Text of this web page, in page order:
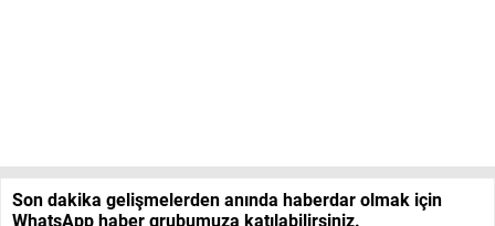
Son dakika gelişmelerden anında haberdar olmak için
WhatsApp haber grubumuza katılabilirsiniz.